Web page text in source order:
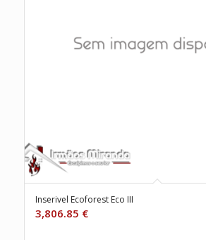
Inserivel Ecoforest Eco III
3,806.85 €